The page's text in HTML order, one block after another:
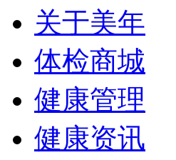
关于美年
体检商城
健康管理
健康资讯